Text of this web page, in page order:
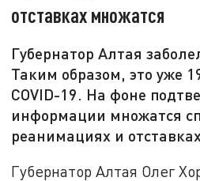
отставках множатся
Губернатор Алтая
Таким образом, это уже
COVID-19. На фоне
информации множатся
реанимациях и
Губернатор Алтая Олег